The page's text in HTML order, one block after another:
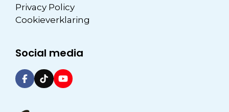
Privacy Policy
Cookieverklaring
Social media